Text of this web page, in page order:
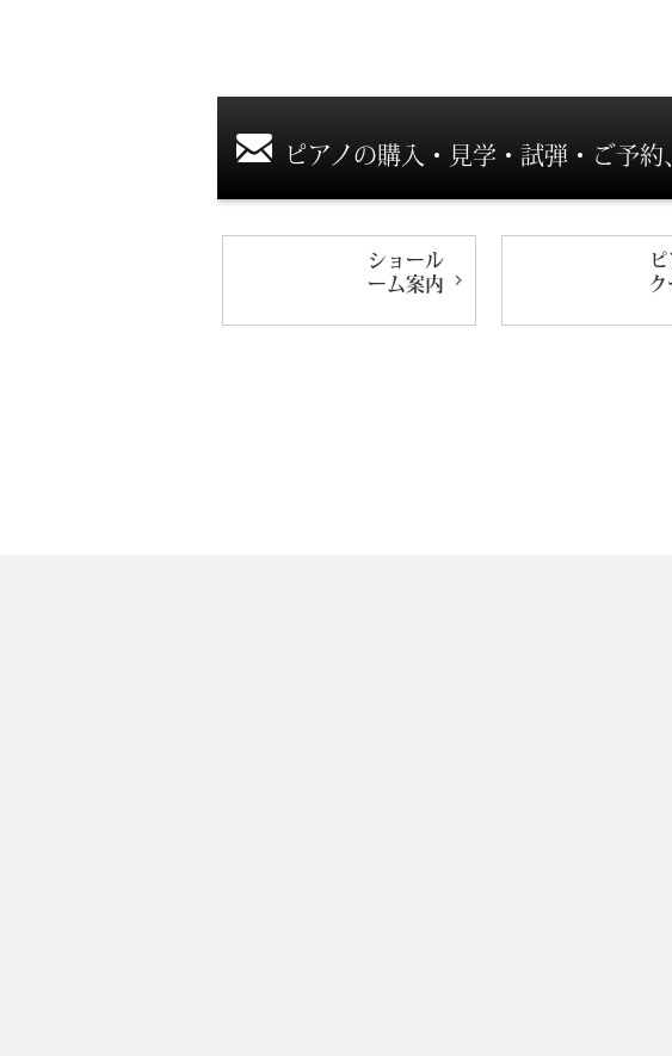
ピアノの購入・見学・試弾・ご予
ショール
ーム案内